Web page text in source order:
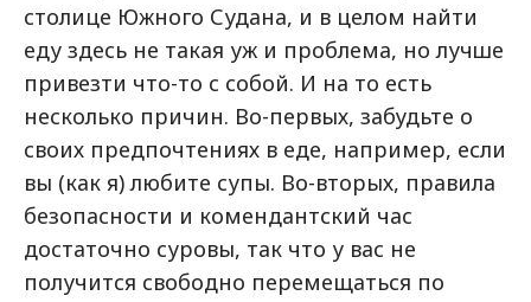
столице Южного Судана, и в целом найти
еду здесь не такая уж и проблема, но лучше
привезти что-то с собой. И на то есть
несколько причин. Во-первых, забудьте о
своих предпочтениях в еде, например, если
вы (как я) любите супы. Во-вторых, правила
безопасности и комендантский час
достаточно суровы, так что у вас не
получится свободно перемещаться по